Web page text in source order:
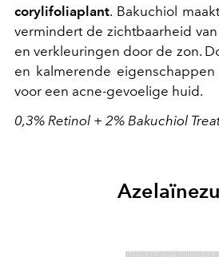
corylifoliaplant. Bakuchiol
vermindert de zichtbaarheid
en verkleuringen door de zon.
en kalmerende
voor een acne-gevoelige huid.
0,3% Retinol + 2% Bakuchiol